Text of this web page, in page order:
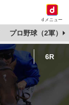
dメニュー
プロ野球（2軍）
6R